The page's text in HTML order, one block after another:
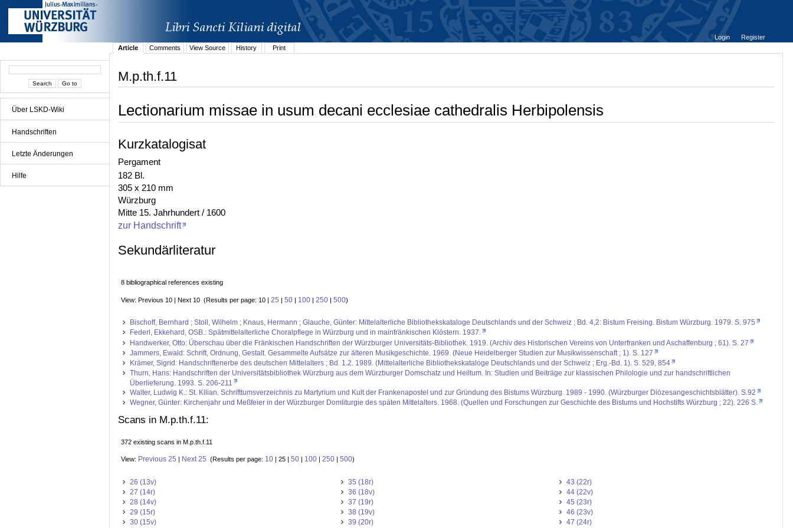
Über LSKD-Wiki
Handschriften
Letzte Änderungen
Hilfe
Login
Register
Article
Comments View Source History Print
M.p.th.f.11
Lectionarium missae in usum decani ecclesiae cathedralis Herbipolensis
Kurzkatalogisat
Pergament
182 Bl.
305 x 210 mm
Würzburg
Mitte 15. Jahrhundert / 1600
zur Handschrift
Sekundärliteratur
8 bibliographical references existing
View: Previous 10 | Next 10 (Results per page: 10 | 25 | 50 | 100 | 250 | 500)
Bischoff, Bernhard ; Stoll, Wilhelm ; Knaus, Hermann ; Glauche, Günter: Mittelalterliche Bibliothekskataloge Deutschlands und der Schweiz ; Bd. 4,2: Bistum Freising. Bistum Würzburg. 1979. S. 975
Federl, Ekkehard, OSB.: Spätmittelalterliche Choralpflege in Würzburg und in mainfränkischen Klöstern. 1937.
Handwerker, Otto: Überschau über die Fränkischen Handschriften der Würzburger Universitäts-Bibliothek. 1919. (Archiv des Historischen Vereins von Unterfranken und Aschaffenburg ; 61). S. 27
Jammers, Ewald: Schrift, Ordnung, Gestalt. Gesammelte Aufsätze zur älteren Musikgeschichte. 1969. (Neue Heidelberger Studien zur Musikwissenschaft ; 1). S. 127
Krämer, Sigrid: Handschriftenerbe des deutschen Mittelalters ; Bd. 1.2. 1989. (Mittelalterliche Bibliothekskataloge Deutschlands und der Schweiz ; Erg.-Bd. 1). S. 529, 854
Thurn, Hans: Handschriften der Universitätsbibliothek Würzburg aus dem Würzburger Domschatz und Heiltum. In: Studien und Beiträge zur klassischen Philologie und zur handschriftlichen
Überlieferung. 1993. S. 206-211
Walter, Ludwig K.: St. Kilian. Schrifttumsverzeichnis zu Martyrium und Kult der Frankenapostel und zur Gründung des Bistums Würzburg. 1989 - 1990. (Würzburger Diözesangeschichtsblätter). S.92
Wegner, Günter: Kirchenjahr und Meßfeier in der Würzburger Domliturgie des späten Mittelalters. 1968. (Quellen und Forschungen zur Geschichte des Bistums und Hochstifts Würzburg ; 22). 226 S.
Scans in M.p.th.f.11:
372 existing scans in M.p.th.f.11
View: Previous 25 Next 25 (Results per page: 10 | 25 | 50 100 250 500)
26 (13v)
27 (14r)
28 (14v)
29 (15r)
30 (15v)
35 (18r)
36 (18v)
37 (19r)
38 (19v)
39 (20r)
43 (22r)
44 (22v)
45 (23r)
46 (23v)
47 (24r)